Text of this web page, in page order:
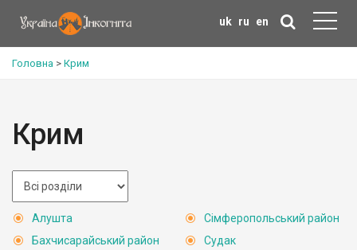
uk ru en
Головна > Крим
Крим
Алушта
Бахчисарайський район
Сімферопольський район
Судак